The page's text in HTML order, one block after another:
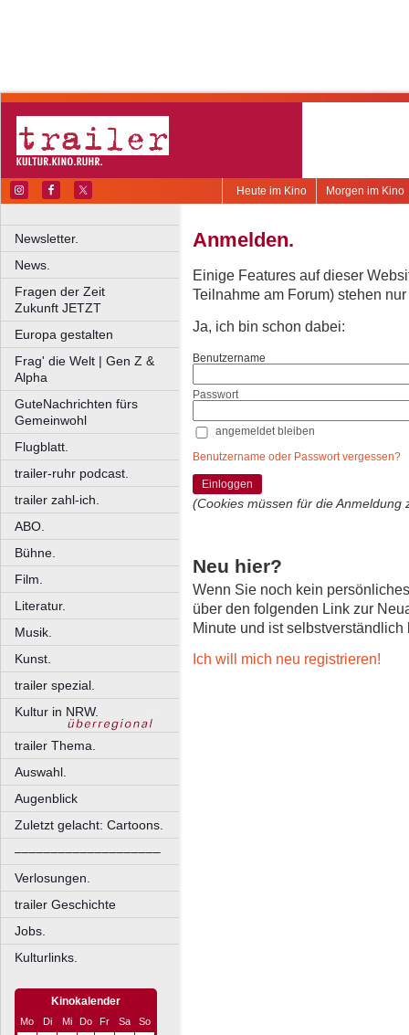
Morgen im Kino
Heute im Kino
Newsletter.
News.
Fragen der Zeit
Zukunft JETZT
Europa gestalten
Frag' die Welt | Gen Z &
Alpha
GuteNachrichten fürs
Gemeinwohl
Flugblatt.
trailer-ruhr podcast.
trailer zahl-ich.
ABO.
Bühne.
Film.
Literatur.
Musik.
Kunst.
trailer spezial.
Kultur in NRW.
trailer Thema.
Auswahl.
Augenblick
Zuletzt gelacht: Cartoons.
––––––––––––––––––––
Verlosungen.
trailer Geschichte
Jobs.
Kulturlinks.
Kinokalender
Mo Di Mi Do Fr Sa
So
Anmelden.
Einige Features auf dieser
Teilnahme am Forum) stehen
Ja, ich bin schon dabei:
Benutzername
Passwort
angemeldet bleiben
Benutzername oder Passwort vergessen?
Einloggen
(Cookies müssen für die Anmeldung
Neu hier?
Wenn Sie noch kein
über den folgenden Link zur
Minute und ist selbstverständlich
Ich will mich neu registrieren!